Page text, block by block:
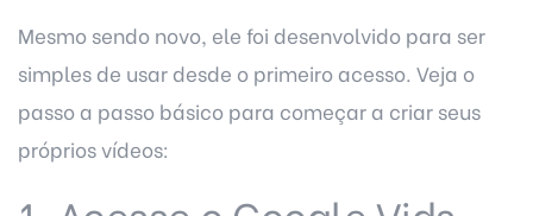
Mesmo sendo novo, ele foi desenvolvido para ser
simples de usar desde o primeiro acesso. Veja o
passo a passo básico para começar a criar seus
próprios vídeos: